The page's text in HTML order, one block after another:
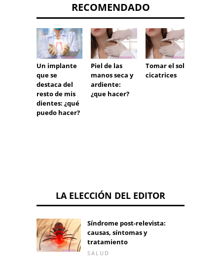
RECOMENDADO
Un implante
que se
destaca del
resto de mis
dientes: ¿qué
puedo hacer?
Piel de las
manos seca y
ardiente:
¿que hacer?
Tomar el sol y
cicatrices
LA ELECCIÓN DEL EDITOR
Síndrome post-relevista:
causas, síntomas y
tratamiento
SALUD